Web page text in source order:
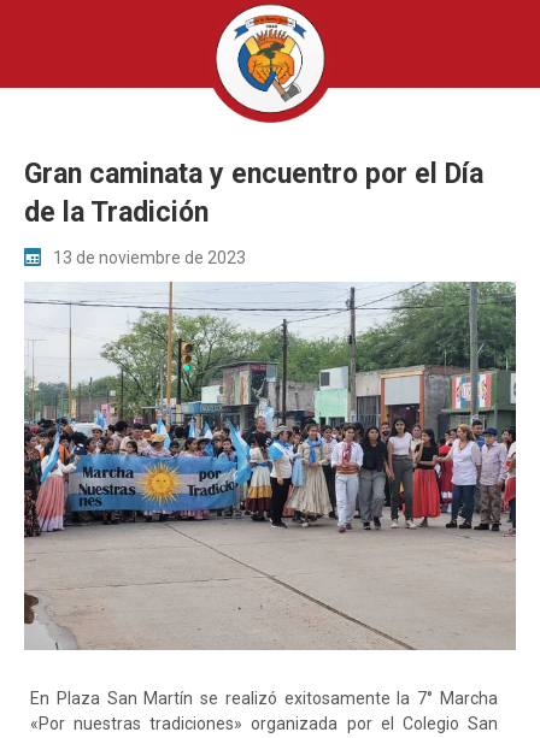
Gran caminata y encuentro por el Día
de la Tradición
13 de noviembre de 2023
En Plaza San Martín se realizó exitosamente la 7° Marcha
«Por nuestras tradiciones» organizada por el Colegio San